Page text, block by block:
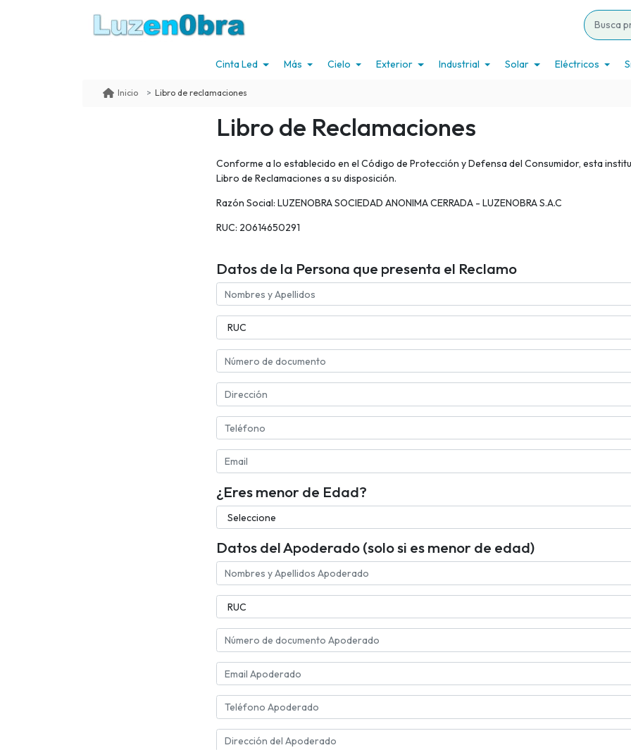
Cinta Led Más Cielo Exterior Industrial Solar Eléctricos
Inicio Libro de reclamaciones
Libro de Reclamaciones
Conforme a lo establecido en el Código de Protección y Defensa del Consumidor, esta
Libro de Reclamaciones a su disposición.
Razón Social: LUZENOBRA SOCIEDAD ANONIMA CERRADA - LUZENOBRA S.A.C
RUC: 20614650291
Datos de la Persona que presenta el Reclamo
¿Eres menor de Edad?
Datos del Apoderado (solo si es menor de edad)